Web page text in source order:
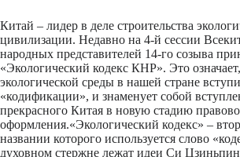
Китай – лидер в деле строительства
цивилизации. Недавно на 4-й сессии
народных представителей 14-го созыва
«Экологический кодекс КНР». Это
экологической среды в нашей стране
«кодификации», и знаменует собой
прекрасного Китая в новую стадию
оформления.«Экологический кодекс» –
названии которого используется слово
духовном стержне лежат идеи Си